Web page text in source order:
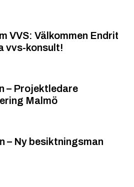
VVS: Välkommen Endrit
vvs-konsult!
– Projektledare
Malmö
– Ny besiktningsman